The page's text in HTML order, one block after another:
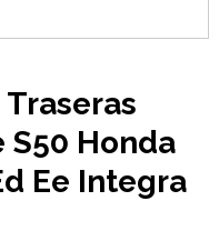
Honda
Ee Integra